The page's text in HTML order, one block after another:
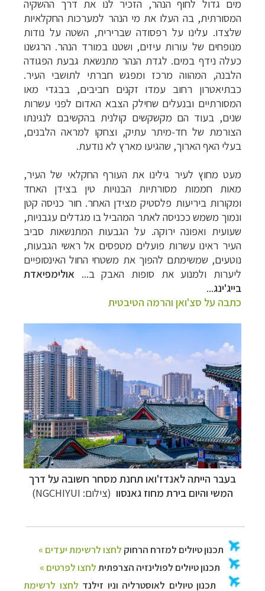
מים גדול לחוף הנהר, הזכיר לנו את דרך ההשקיה
המסורתית, בה העלו את מי הנהר למערכות החקלאיות
שלצדו. עלינו על רפסודה שברירית, השטה על נודות
מנופחים של עורות עיזים, ושטנו במורד הנהר. הרגשנו
כעלה נידף במים. לגדת הנהר מתנשאת גבעת הפגודה
הלבנה, המהווה מרכז ומפגש חברתי לתושבי העיר.
כבתיאטרון רחוב עמדו זקנים חביבים, בבגדי מאו
המסורתיים ובנעלים שחילק הצבא האדום לפני עשרות
שנים, בעוד הם מקשקשים קולניתבהקשיבם לנגינתו
הצורמת של חד-מיתר עתיק,וצחקו למראה הלבנים,
בעלי האףהארוך, שהגיעו מארץ לאנודעת.
מעט מחוץ לעיר גילינו את העורף החקלאי של העיר,
מאות חממות מסורתיות הבנויות טין בצידן האחד
ומקורות ביריעות פלסטיק מצידן האחר.חור כניסה קטן
ונמוך משמשככניסה לאתר המהבילבו מגדלים עגבניות,
שעועית ואפונה ירוקה. על הגבעות המתנשאות סביב
העיר ראינו עשרות פועלים מטפסים אל ראשי הגבעות,
נוטעים,שמשימתם להפוך את משטחי החול האינסופיים
ליערות ולמנוע את סופות האבק ב... אולימפיאדת
בייג'ינג...
כתבה על סצ'ואן והרמה הטיבטית
בעבר הייתה לאנדז'ואו תחנת מסחר חשובה על דרך
המשי והיום בירת מחוז גאנסוו (צילום: NGCHIYUI)
תכנוןטיולים למזרח הרחוקלחצו לרשימת יעדים »
תכנוןטיולים לפולינזיה הצרפתית לחצו לפרטים »
תכנוןטיולים לאוסטרליה וניו זילנד לחצו לרשימת
ההצעות »